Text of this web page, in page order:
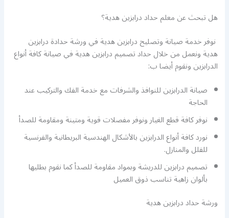
هل تبحث عن معلم حداد درابزين هدية؟
نوفر خدمة صيانة وتصليح درابزين هدية في ورشة حدادة درابزين
هدية ونعمل من خلال حداد تصميم درابزين هدية في صيانة كافة أنواع
الدرابزين ونقوم أيضا ب:
صيانة الدرابزين للنوافذ والشرفات مع خدمة الفك والتركيب عند
الحاجة
نوفر كافة قطع الغيار ونوفر مفصلات قوية ومتينة ومقاومة للصدأ
نورد كافة أنواع الدرابزين بالأشكال الهندسية البريطانية والفرنسية
للفلل والمنازل.
تصميم درابزين للدريشة وبمواد مقاومة للصدأ كما نقوم بطليها
بألوان زاهية تناسب ذوق العميل
ورشة حداد درابزين هدية